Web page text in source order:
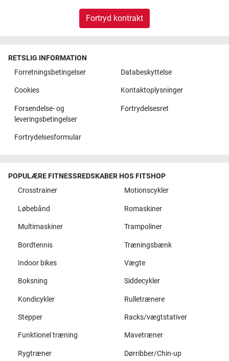
Fortryd kontrakt
RETSLIG INFORMATION
Forretningsbetingelser
Databeskyttelse
Cookies Kontaktoplysninger
Forsendelse- og
leveringsbetingelser
Fortrydelsesret
Fortrydelsesformular
POPULÆRE FITNESSREDSKABER HOS FITSHOP
Crosstrainer
Motionscykler
Løbebånd Romaskiner
Multimaskiner Trampoliner
Bordtennis Træningsbænk
Indoor bikes Vægte
Boksning Siddecykler
Kondicykler Rulletrænere
Stepper Racks/vægtstativer
Funktionel træning Mavetræner
Rygtræner
Dørribber/Chin-up